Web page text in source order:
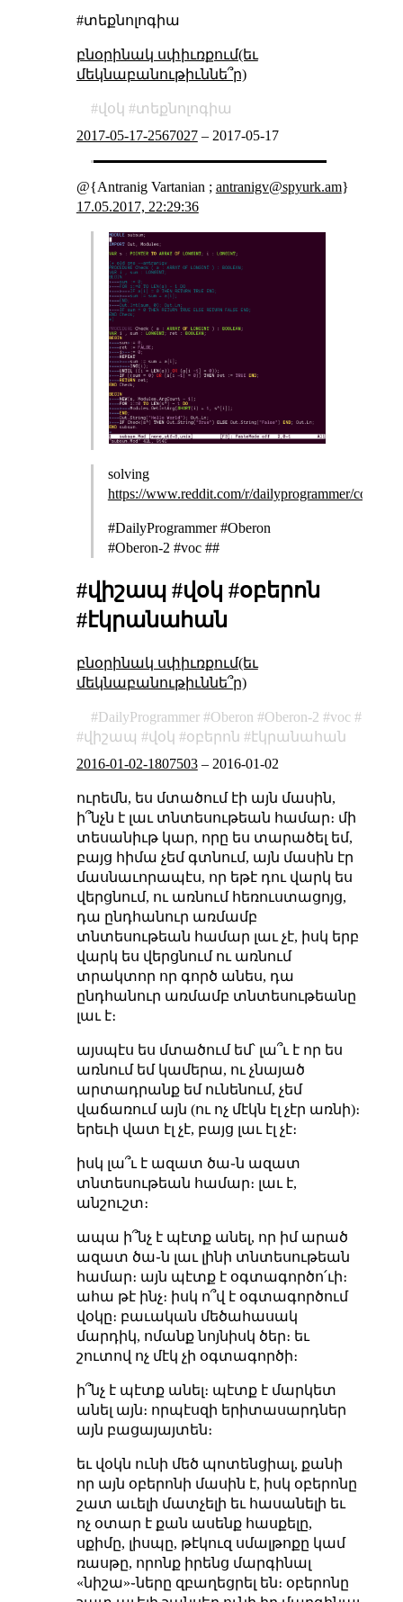
#տեքնոլոգիա
բնօրինակ սփիւռքում(եւ
մեկնաբանութիւննե՞ր)
վօկ
տեքնոլոգիա
2017-05-17-2567027– 2017-05-17
@{Antranig Vartanian ; antranigv@spyurk.am}
17.05.2017, 22:29:36
solving
https://www.reddit.com/r/dailyprogrammer/
#DailyProgrammer #Oberon
#Oberon-2 #voc ##
#վիշապ #վօկ #օբերոն
#էկրանահան
բնօրինակ սփիւռքում(եւ
մեկնաբանութիւննե՞ր)
DailyProgrammer Oberon Oberon-2
voc
վիշապ
վօկ օբերոն
էկրանահան
2016-01-02-1807503– 2016-01-02
ուրեմն, ես մտածում էի այն մասին,
ի՞նչն է լաւ տնտեսութեան համար։ մի
տեսանիւթ կար, որը ես տարածել եմ,
բայց հիմա չեմ գտնում, այն մասին էր
մասնաւորապէս, որ եթէ դու վարկ ես
վերցնում, ու առնում հեռուստացոյց,
դա ընդհանուր առմամբ
տնտեսութեան համար լաւ չէ, իսկ երբ
վարկ ես վերցնում ու առնում
տրակտոր որ գործ անես, դա
ընդհանուր առմամբ տնտեսութեանը
լաւ է։
այսպէս ես մտածում եմ՝ լա՞ւ է որ ես
առնում եմ կամերա, ու չնայած
արտադրանք եմ ունենում, չեմ
վաճառում այն (ու ոչ մէկն էլ չէր առնի)։
երեւի վատ էլ չէ, բայց լաւ էլ չէ։
իսկ լա՞ւ է ազատ ծա֊ն ազատ
տնտեսութեան համար։ լաւ է,
անշուշտ։
ապա ի՞նչ է պէտք անել, որ իմ արած
ազատ ծա֊ն լաւ լինի տնտեսութեան
համար։ այն պէտք է օգտագործո՛ւի։
ահա թէ ինչ։ իսկ ո՞վ է օգտագործում
վօկը։ բաւական մեծահասակ
մարդիկ, ոմանք նոյնիսկ ծեր։ եւ
շուտով ոչ մէկ չի օգտագործի։
ի՞նչ է պէտք անել։ պէտք է մարկետ
անել այն։ որպէսզի երիտասարդներ
այն բացայայտեն։
եւ վօկն ունի մեծ պոտենցիալ, քանի
որ այն օբերոնի մասին է, իսկ օբերոնը
շատ աւելի մատչելի եւ հասանելի եւ
ոչ օտար է քան ասենք հասքելը,
սքիմը, լիսպը, թէկուզ սմալթոքը կամ
ռասթը, որոնք իրենց մարգինալ
«նիշա»֊ները զբաղեցրել են։ օբերոնը